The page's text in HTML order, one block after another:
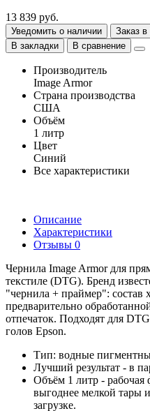
13 839 руб.
Уведомить о наличии
Заказ в
В закладки
В сравнение
Производитель
Image Armor
Страна производства
США
Объём
1 литр
Цвет
Синий
Все характеристики
Описание
Характеристики
Отзывы 0
Чернила Image Armor для
текстиле (DTG). Бренд
"чернила + праймер": состав
предварительно
отпечаток. Подходят для
голов Epson.
Тип: водные
Лучший результат - в
Объём 1 литр - рабочая
выгоднее мелкой тары
загрузке.